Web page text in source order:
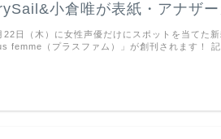
小倉唯が表紙・アナザ
22日（木）に女性声優だけにスポットを当てた
femme（プラスファム）」が創刊されます！